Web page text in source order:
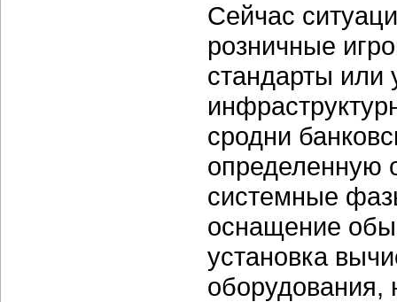
Сейчас
розничные
стандарты
сродни
определенную
системные
оснащение
установка
оборудования,